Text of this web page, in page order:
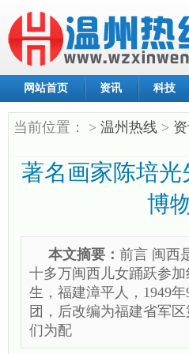
网站首页 资讯 科技
当前位置： > 温州热线 >
著名画家陈培
博
本文摘要： 前言 闽西
十多万闽西儿女踊跃参
生，福建漳平人，1949
团，后改编为福建省军
们为配